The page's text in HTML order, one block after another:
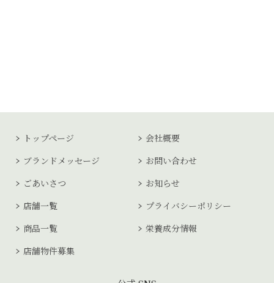
トップページ
会社概要
ブランドメッセージ
お問い合わせ
ごあいさつ
お知らせ
店舗一覧
プライバシーポリシー
商品一覧
栄養成分情報
店舗物件募集